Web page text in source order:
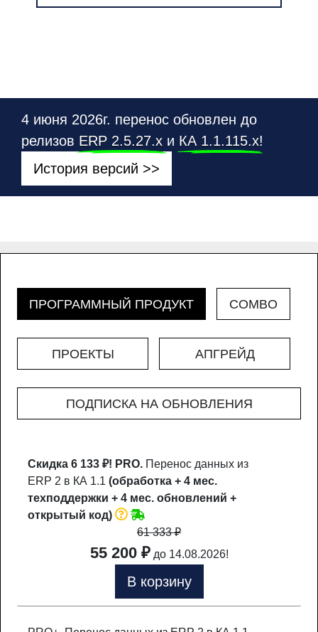
4 июня 2026г. перенос обновлен до
релизов ERP 2.5.27.х и КА 1.1.115.х!
История версий >>
ПРОГРАММНЫЙ ПРОДУКТ COMBO
ПРОЕКТЫ АПГРЕЙД
ПОДПИСКА НА ОБНОВЛЕНИЯ
Скидка 6 133 ₽! PRO. Перенос данных из
ERP 2 в КА 1.1 (обработка + 4 мес.
техподдержки + 4 мес. обновлений +
открытый код)
61 333₽
55 200 ₽до 14.08.2026!
В корзину